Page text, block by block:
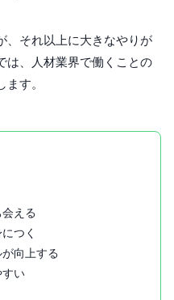
、それ以上に大きなやりが
は、人材業界で働くことの
す。
える
つく
向上する
すい